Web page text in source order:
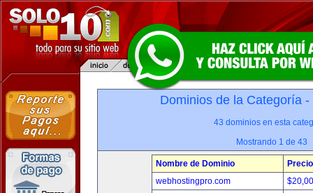
Dominios de la Categoría -
43 dominios en esta
Mostrando 1 de 43
Nombre de Dominio
Precio
webhostingpro.com